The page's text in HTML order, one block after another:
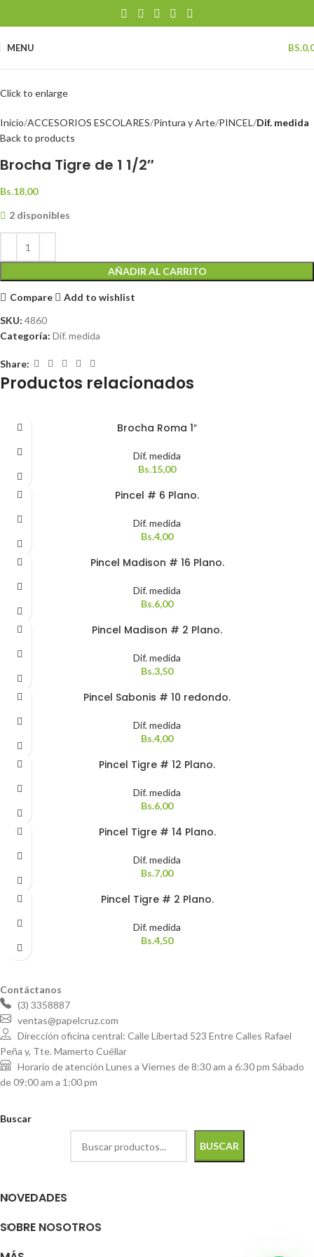
MENU BS.
Click to enlarge
Inicio ACCESORIOS ESCOLARES Pintura y Arte PINCEL Dif. medida
Back to products
Brocha Tigre de 1 1/2″
Bs.18,00
2 disponibles
AÑADIR AL CARRITO
Compare
Add to wishlist
SKU: 4860
Categoría: Dif. medida
Share:
Productos relacionados
Brocha Roma 1″
Dif. medida
Bs.15,00
Pincel # 6 Plano.
Dif. medida
Bs.4,00
Pincel Madison # 16 Plano.
Dif. medida
Bs.6,00
Pincel Madison # 2 Plano.
Dif. medida
Bs.3,50
Pincel Sabonis # 10 redondo.
Dif. medida
Bs.4,00
Pincel Tigre # 12 Plano.
Dif. medida
Bs.6,00
SOLD
OUT
Pincel Tigre # 14 Plano.
Dif. medida
Bs.7,00
Pincel Tigre # 2 Plano.
Dif. medida
Bs.4,50
Contáctanos
(3) 3358887
ventas@papelcruz.com
Dirección oficina central: Calle Libertad 523 Entre Calles Rafael
Peña y, Tte. Mamerto Cuéllar
Horario de atención Lunes a Viernes de 8:30 am a 6:30 pm Sábado
de 09:00 am a 1:00 pm
Buscar
BUSCAR
NOVEDADES
SOBRE NOSOTROS